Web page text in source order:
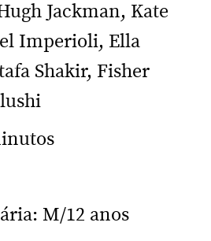
Jackman, Kate
Imperioli, Ella
Shakir, Fisher
M/12 anos